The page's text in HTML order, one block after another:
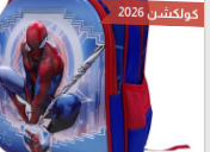
كولكشن 2026